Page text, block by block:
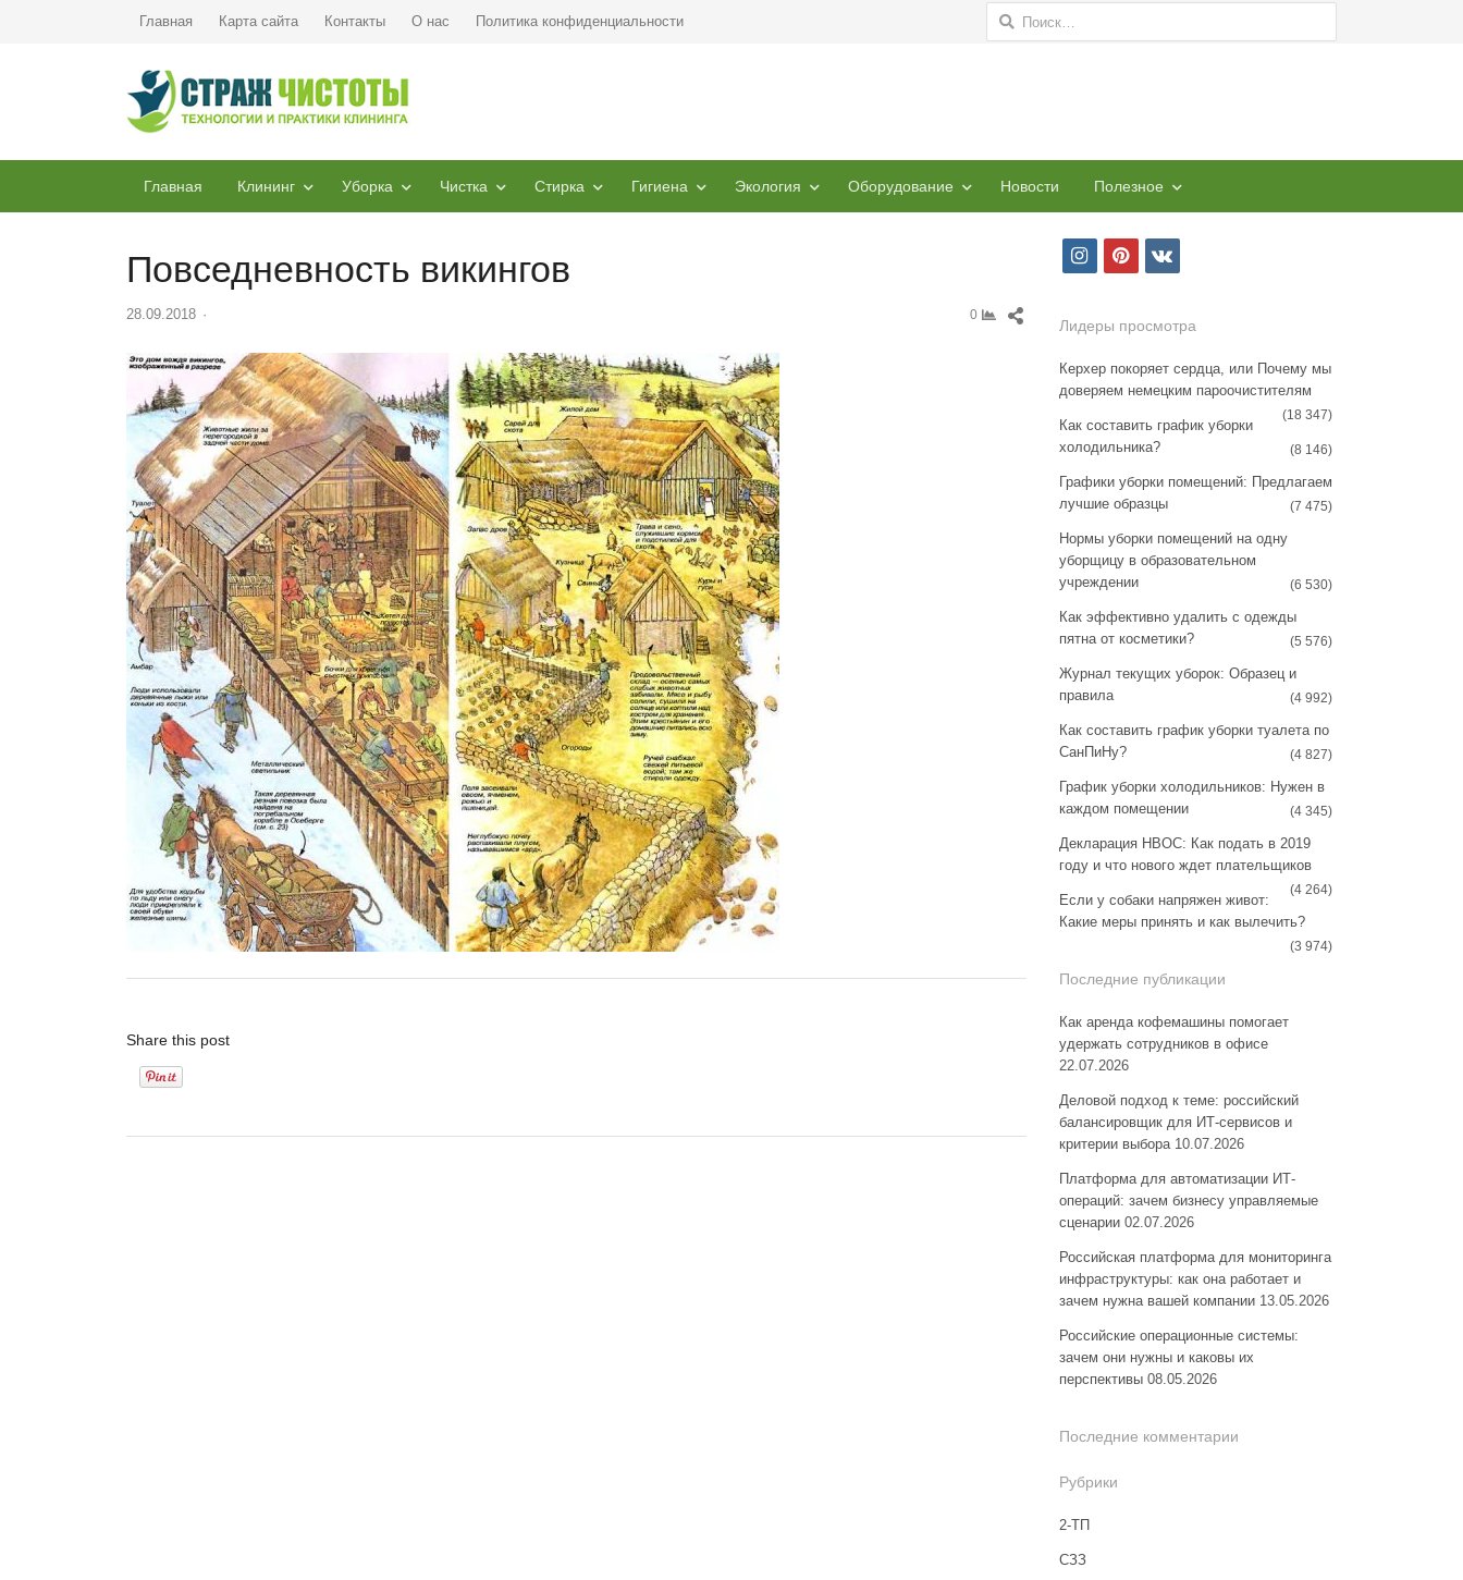
Главная Карта сайта Контакты О нас Политика конфиденциальности Найти:
Главная Клининг Уборка Чистка Стирка Гигиена Экология Оборудование Новости Полезное
Повседневность викингов
28.09.2018 0
Share
Share this post
i
s
a
g
a
m
p
n
e
r
s
t
v
Лидеры просмотра
Керхер покоряет сердца, или Почему мы
доверяем немецким пароочистителям
(18 347)
Как составить график уборки
холодильника?
(8 146)
Графики уборки помещений: Предлагаем
лучшие образцы
(7 475)
Нормы уборки помещений на одну
уборщицу в образовательном
учреждении
(6 530)
Как эффективно удалить с одежды
пятна от косметики?
(5 576)
Журнал текущих уборок: Образец и
правила
(4 992)
Как составить график уборки туалета по
СанПиНу?
(4 827)
График уборки холодильников: Нужен в
каждом помещении
(4 345)
Декларация НВОС: Как подать в 2019
году и что нового ждет плательщиков
(4 264)
Если у собаки напряжен живот:
Какие меры принять и как вылечить?
(3 974)
Последние публикации
Как аренда кофемашины помогает
удержать сотрудников в офисе
22.07.2026
Деловой подход к теме: российский
балансировщик для ИТ-сервисов и
критерии выбора 10.07.2026
Платформа для автоматизации ИТ-
операций: зачем бизнесу управляемые
сценарии 02.07.2026
Российская платформа для мониторинга
инфраструктуры: как она работает и
зачем нужна вашей компании 13.05.2026
Российские операционные системы:
зачем они нужны и каковы их
перспективы 08.05.2026
Последние комментарии
Рубрики
2-ТП
CЗЗ